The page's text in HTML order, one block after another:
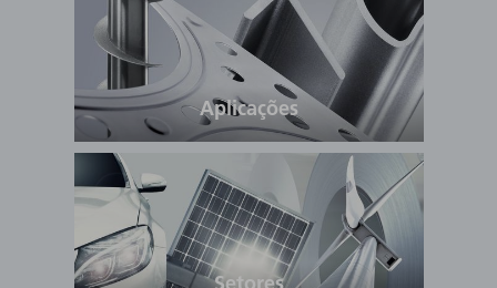
Aplicações
Setores